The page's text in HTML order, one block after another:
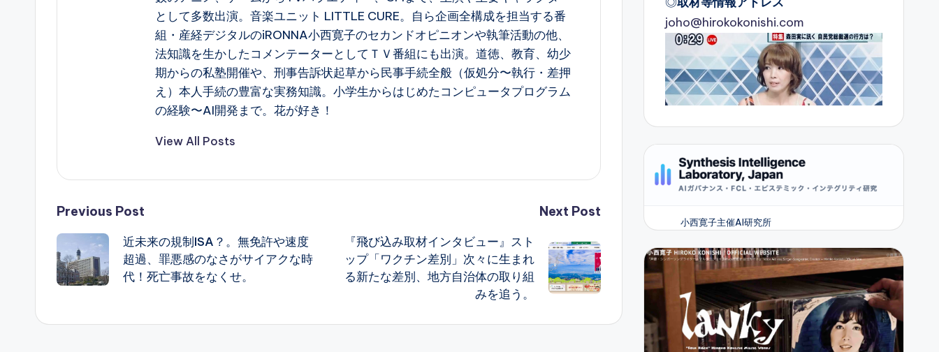
として多数出演。音楽ユニット LITTLE CURE。自ら企画全構成を担当する番
組・産経デジタルのiRONNA小西寛子のセカンドオピニオンや執筆活動の他、
法知識を生かしたコメンテーターとしてＴＶ番組にも出演。道徳、教育、幼少
期からの私塾開催や、刑事告訴状起草から民事手続全般（仮処分〜執行・差押
え）本人手続の豊富な実務知識。小学生からはじめたコンピュータプログラム
の経験〜AI開発まで。花が好き！
View All Posts
Post
navigation
Previous Post
近未来の規制ISA？。無免許や速度
超過、罪悪感のなさがサイアクな時
代！死亡事故をなくせ。
Next Post
『飛び込み取材インタビュー』スト
ップ「ワクチン差別」次々に生まれ
る新たな差別、地方自治体の取り組
みを追う。
joho@hirokokonishi.com
小西寛子主催AI研究所